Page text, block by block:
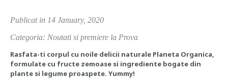
Publicat in 14 January, 2020
Categoria: Noutati si premiere la Prova
Rasfata-ti corpul cu noile delicii naturale Planeta Organica,
formulate cu fructe zemoase si ingrediente bogate din
plante si legume proaspete. Yummy!